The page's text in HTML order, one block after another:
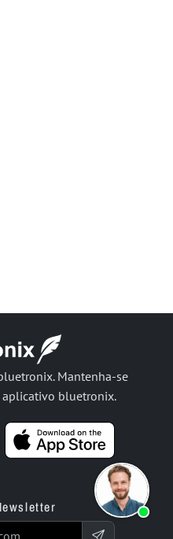
Mantenha-se
bluetronix.